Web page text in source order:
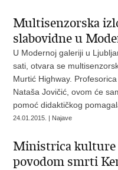
Multisenzorska
slabovidne u
U Modernoj galeriji u
sati, otvara se
Murtić Highway.
Nataša Jovičić, ovom će
pomoć didaktičkog
24.01.2015. | Najave
Ministrica kulture
povodom smrti